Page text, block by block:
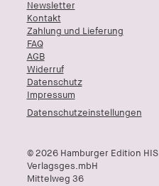
Newsletter
Kontakt
Zahlung und Lieferung
FAQ
AGB
Widerruf
Datenschutz
Impressum
Datenschutzeinstellungen
© 2026 Hamburger Edition HIS
Verlagsges.mbH
Mittelweg 36